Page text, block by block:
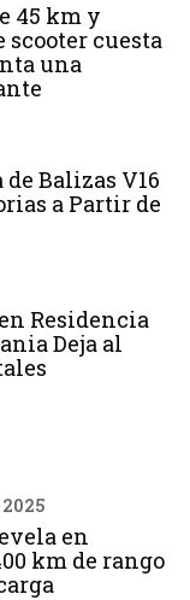
45 km y
scooter cuesta
una
de Balizas V16
a Partir de
Residencia
Deja al
en
km de rango